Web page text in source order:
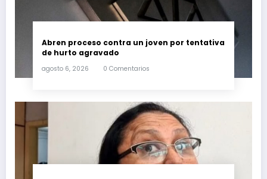
Abren proceso contra un joven por tentativa
de hurto agravado
agosto 6, 2026 0 Comentarios